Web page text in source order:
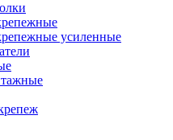
усиленные